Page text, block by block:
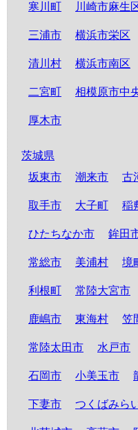
寒川町 川崎市麻生
三浦市 横浜市栄区
清川村 横浜市南区
二宮町 相模原市中
厚木市
茨城県
坂東市
潮来市 古
取手市 大子町 稲
ひたちなか市 鉾田
常総市 美浦村 境
利根町 常陸大宮市
鹿嶋市 東海村 笠
常陸太田市 水戸市
石岡市 小美玉市
下妻市 つくばみら